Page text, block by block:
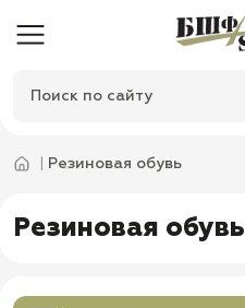
Резиновая обувь
Резиновая обувь